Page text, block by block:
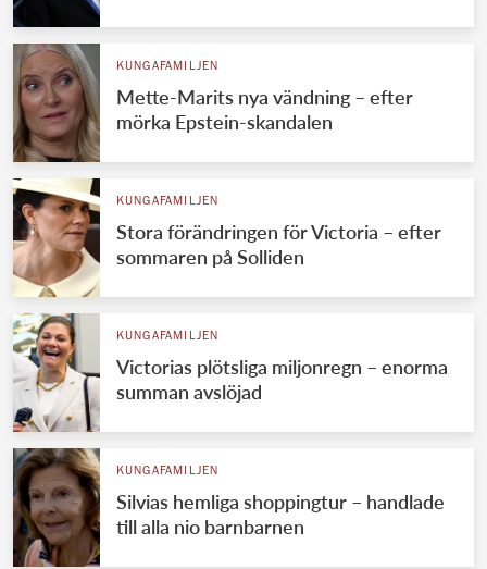
KUNGAFAMILJEN
Mette-Marits nya vändning – efter
mörka Epstein-skandalen
KUNGAFAMILJEN
Stora förändringen för Victoria – efter
sommaren på Solliden
KUNGAFAMILJEN
Victorias plötsliga miljonregn – enorma
summan avslöjad
KUNGAFAMILJEN
Silvias hemliga shoppingtur – handlade
till alla nio barnbarnen